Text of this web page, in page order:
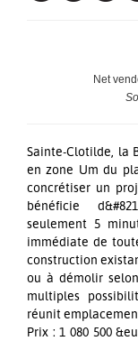
Net
Sainte-Clotilde, la
en zone Um du
concrétiser un
bénéficie
seulement 5
immédiate de
construction
ou à démolir
multiples
réunit
Prix : 1 080 500